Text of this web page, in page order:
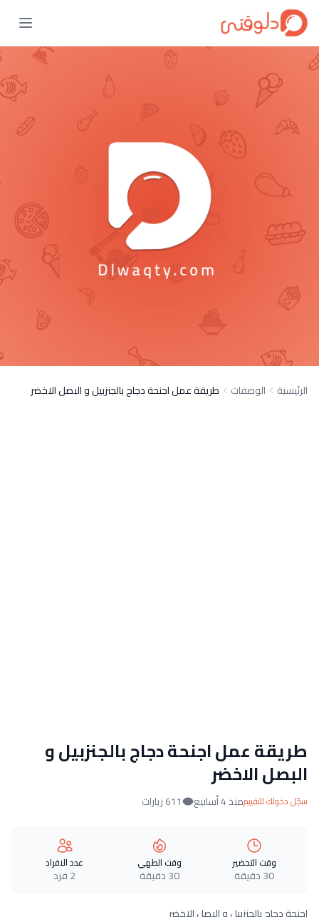
الرئيسية الوصفات طريقة عمل اجنحة دجاج بالجنزبيل و البصل الاخضر
طريقة عمل اجنحة دجاج بالجنزبيل و
البصل الاخضر
سجّل دخولك للتقييممنذ 4 أسابيع 611 زيارات
وقت التحضير
30 دقيقة
وقت الطهي
30 دقيقة
عدد الافراد
2 فرد